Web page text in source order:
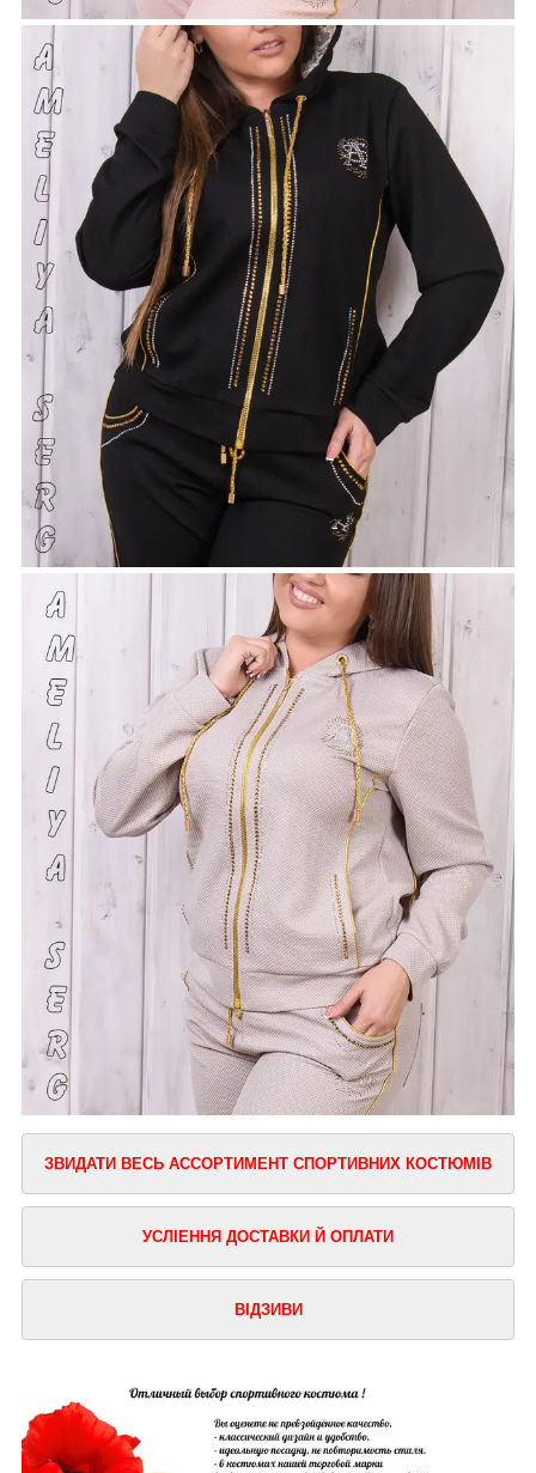
ЗВИДАТИ ВЕСЬ АССОРТИМЕНТ СПОРТИВНИХ КОСТЮМІВ
УСЛІЕННЯ ДОСТАВКИ Й ОПЛАТИ
ВІДЗИВИ